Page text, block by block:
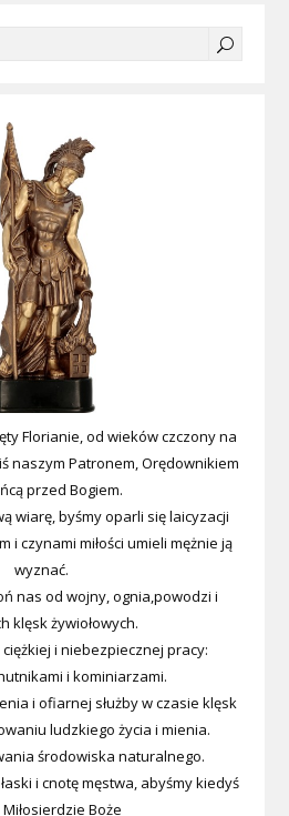
Florianie, od wieków czczony na
naszym Patronem, Orędownikiem
przed Bogiem.
wiarę, byśmy oparli się laicyzacji
i czynami miłości umieli mężnie ją
wyznać.
nas od wojny, ognia,powodzi i
klęsk żywiołowych.
i niebezpiecznej pracy:
i kominiarzami.
i ofiarnej służby w czasie klęsk
ludzkiego życia i mienia.
środowiska naturalnego.
i cnotę męstwa, abyśmy kiedyś
Boże